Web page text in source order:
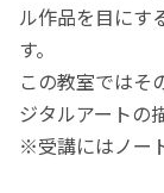
ル作品を目にす
す。
この教室ではそ
ジタルアートの
※受講にはノー